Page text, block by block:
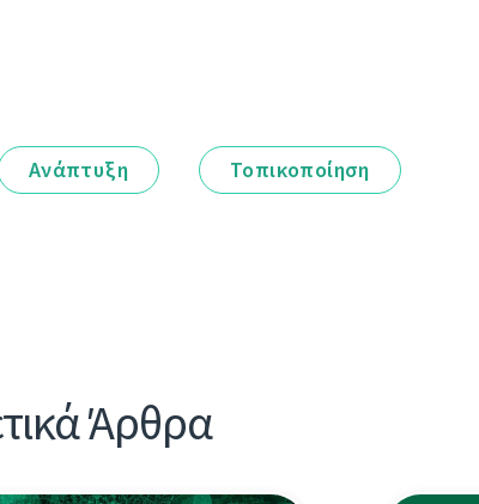
Ανάπτυξη Τοπικοποίηση
Άρθρα